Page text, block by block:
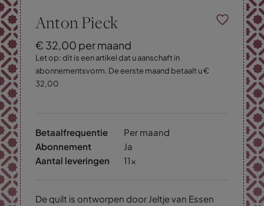
Anton Pieck
€ 32,00 per maand
Let op: dit is een artikel dat u aanschaft in
abonnementsvorm. De eerste maand betaalt u €
32,00
Betaalfrequentie
Per maand
Abonnement
Ja
Aantal leveringen
11x
De quilt is ontworpen door Jeltje van Essen